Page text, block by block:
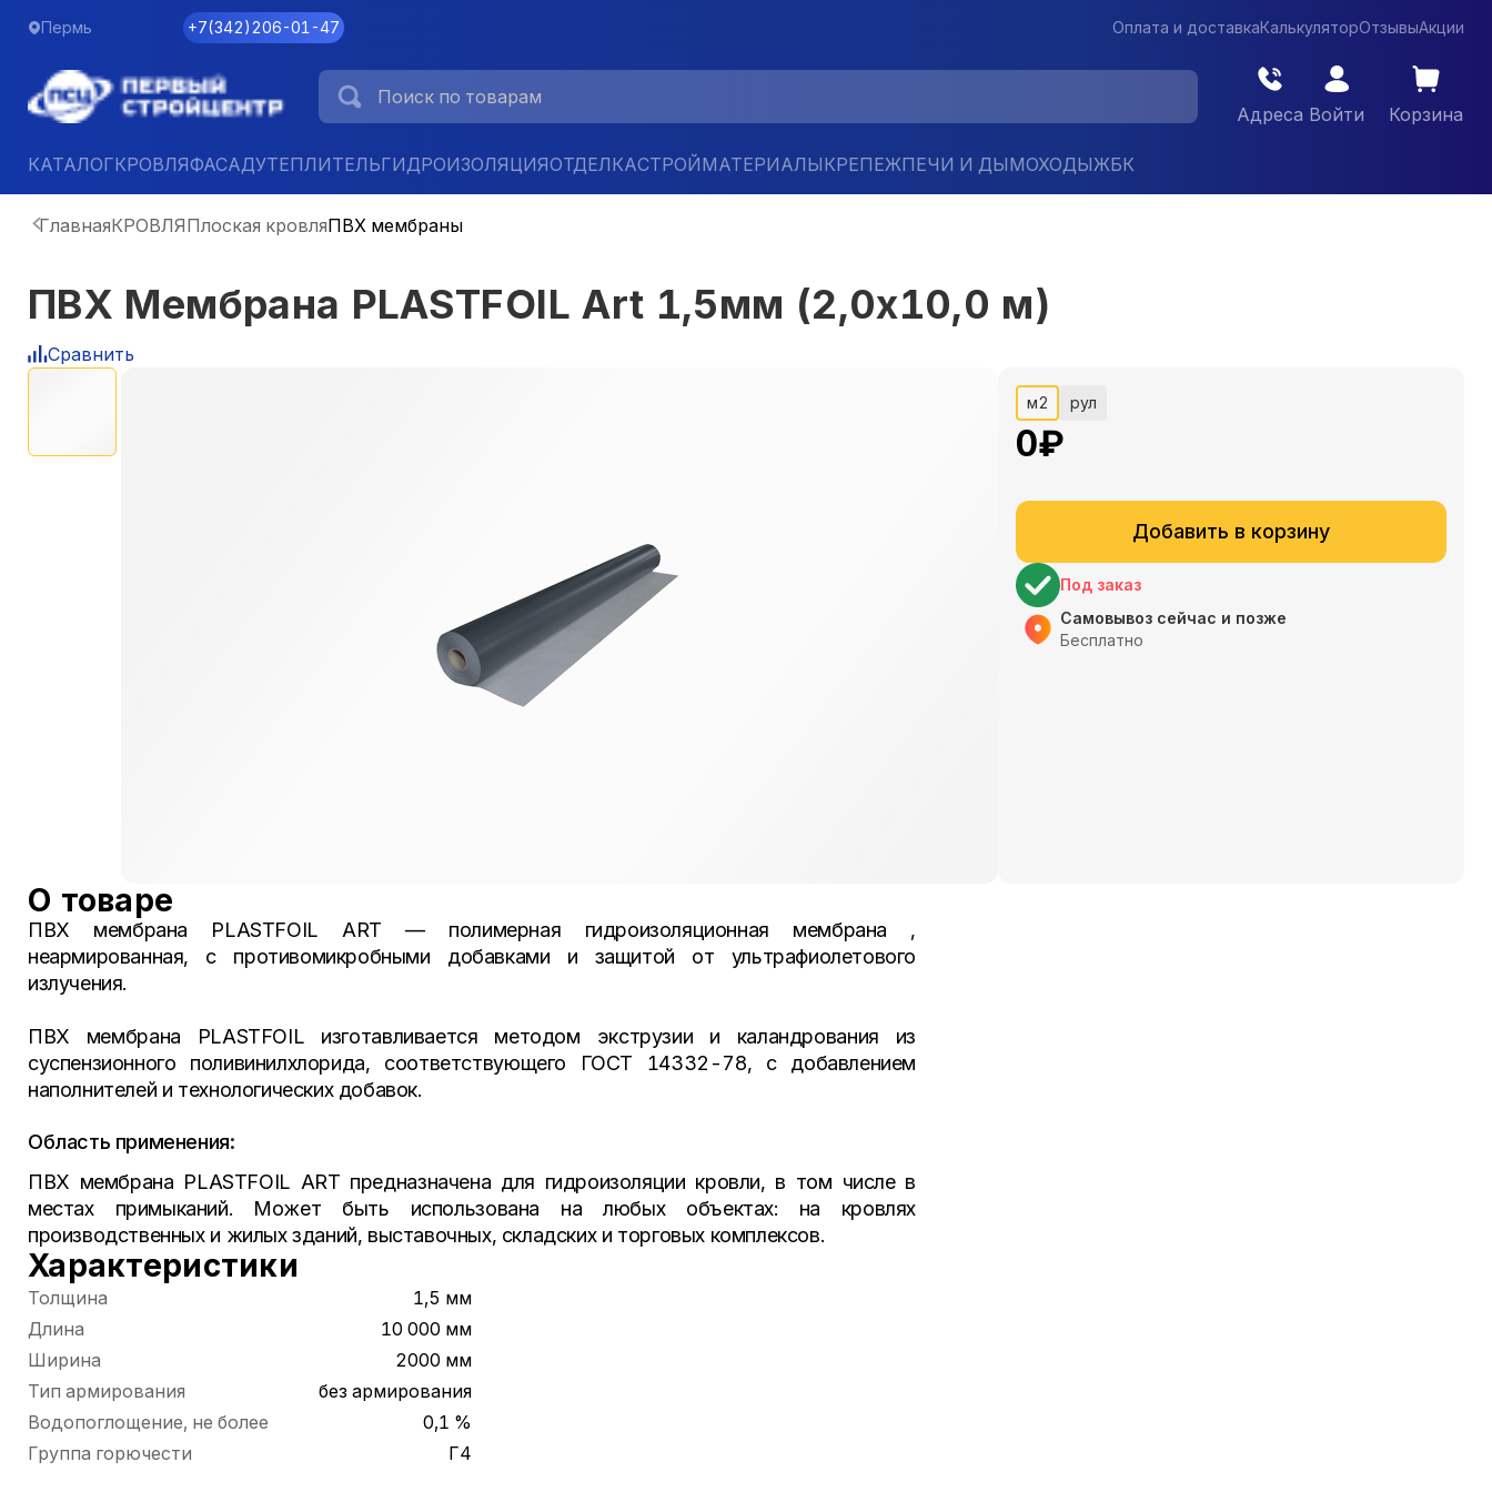
Пермь +7(342)206-01-47 Оплата и доставкаКалькуляторОтзывыАкции
Адреса Войти Корзина
КАТАЛОГКРОВЛЯФАСАДУТЕПЛИТЕЛЬГИДРОИЗОЛЯЦИЯОТДЕЛКАСТРОЙМАТЕРИАЛЫКРЕПЕЖПЕЧИ И ДЫМОХОДЫЖБК
ГлавнаяКРОВЛЯПлоская кровляПВХ мембраны
ПВХ Мембрана PLASTFOIL Art 1,5мм (2,0х10,0 м)
Сравнить
м2 рул
0₽
Добавить в корзину
Под заказ
Самовывоз сейчас и позже
Бесплатно
О товаре
ПВХ мембрана PLASTFOIL ART — полимерная гидроизоляционная мембрана ,
неармированная, с противомикробными добавками и защитой от ультрафиолетового
излучения.
ПВХ мембрана PLASTFOIL изготавливается методом экструзии и каландрования из
суспензионного поливинилхлорида, соответствующего ГОСТ 14332-78, с добавлением
наполнителей и технологических добавок.
Область применения:
ПВХ мембрана PLASTFOIL ART предназначена для гидроизоляции кровли, в том числе в
местах примыканий. Может быть использована на любых объектах: на кровлях
производственных и жилых зданий, выставочных, складских и торговых комплексов.
Характеристики
Толщина
1,5 мм
Длина
10 000 мм
Ширина
2000 мм
Тип армирования
без армирования
Водопоглощение, не более
0,1 %
Группа горючести
Г4